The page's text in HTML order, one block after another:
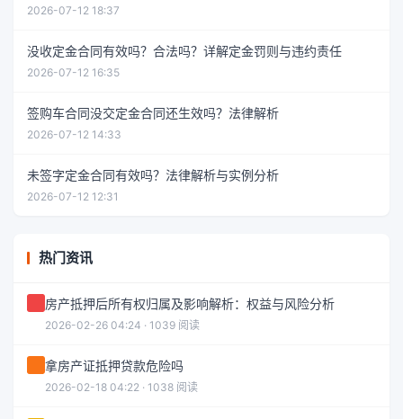
2026-07-12 18:37
没收定金合同有效吗？合法吗？详解定金罚则与违约责任
2026-07-12 16:35
签购车合同没交定金合同还生效吗？法律解析
2026-07-12 14:33
未签字定金合同有效吗？法律解析与实例分析
2026-07-12 12:31
热门资讯
房产抵押后所有权归属及影响解析：权益与风险分析
2026-02-26 04:24 · 1039 阅读
拿房产证抵押贷款危险吗
2026-02-18 04:22 · 1038 阅读